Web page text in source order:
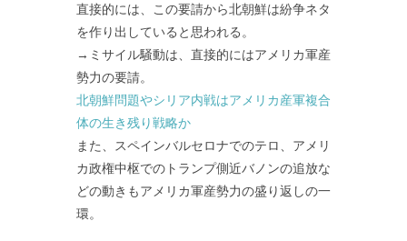
直接的には、この要請から北朝鮮は紛争ネタ
を作り出していると思われる。
→ミサイル騒動は、直接的にはアメリカ軍産
勢力の要請。
北朝鮮問題やシリア内戦はアメリカ産軍複合
体の生き残り戦略か
また、スペインバルセロナでのテロ、アメリ
カ政権中枢でのトランプ側近バノンの追放な
どの動きもアメリカ軍産勢力の盛り返しの一
環。